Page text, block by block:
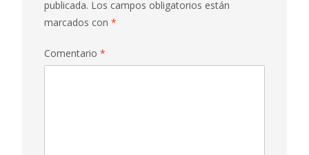
publicada. Los campos obligatorios están
marcados con *
Comentario *